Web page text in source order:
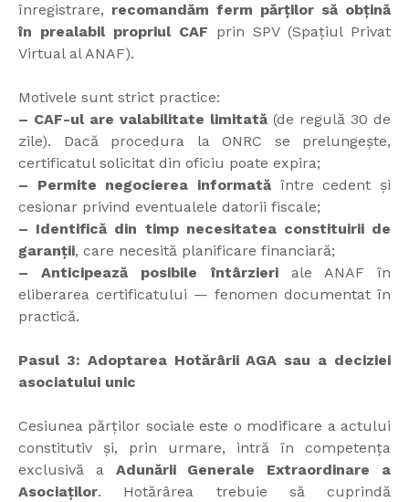
înregistrare, recomandăm ferm părților să obțină
în prealabil propriul CAF prin SPV (Spațiul Privat
Virtual al ANAF).
Motivele sunt strict practice:
– CAF-ul are valabilitate limitată (de regulă 30 de
zile). Dacă procedura la ONRC se prelungește,
certificatul solicitat din oficiu poate expira;
– Permite negocierea informată între cedent și
cesionar privind eventualele datorii fiscale;
– Identifică din timp necesitatea constituirii de
garanții, care necesită planificare financiară;
– Anticipează posibile întârzieriale ANAF în
eliberarea certificatului — fenomen documentat în
practică.
Pasul 3: Adoptarea Hotărârii AGA sau a deciziei
asociatului unic
Cesiunea părților sociale este o modificare a actului
constitutiv și, prin urmare, intră în competența
exclusivă a Adunării Generale Extraordinare a
Asociaților. Hotărârea trebuie să cuprindă